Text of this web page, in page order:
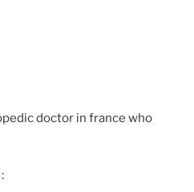
doctor in france who